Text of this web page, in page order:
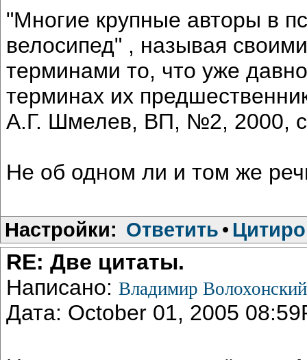
"Многие крупные авторы в
велосипед" , называя
терминами то, что уже
терминах их
А.Г. Шмелев, ВП, №2, 2000,
Не об одном ли и том же
Настройки: Ответить •
RE: Две цитаты.
Написано: Владимир
Дата: October 01, 2005